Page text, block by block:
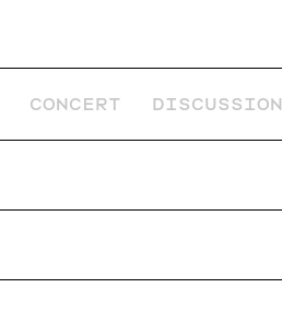
CONCERT DISCUSSION